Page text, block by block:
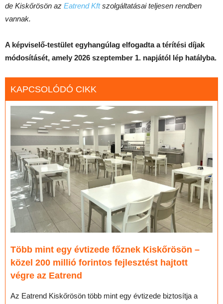
de Kiskőrösön az Eatrend Kftszolgáltatásai teljesen rendben
vannak.
A képviselő-testület egyhangúlag elfogadta a térítési díjak
módosításét, amely 2026 szeptember 1. napjától lép hatályba.
KAPCSOLÓDÓ CIKK
Több mint egy évtizede főznek Kiskőrösön –
közel 200 millió forintos fejlesztést hajtott
végre az Eatrend
Az Eatrend Kiskőrösön több mint egy évtizede biztosítja a